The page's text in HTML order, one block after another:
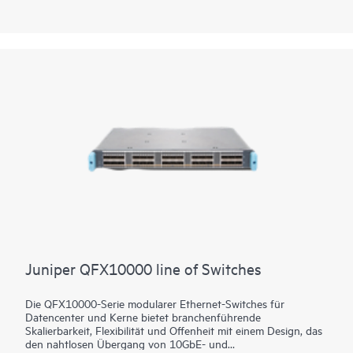
Juniper QFX10000 line of Switches
Die QFX10000-Serie modularer Ethernet-Switches für
Datencenter und Kerne bietet branchenführende
Skalierbarkeit, Flexibilität und Offenheit mit einem Design, das
den nahtlosen Übergang von 10GbE- und